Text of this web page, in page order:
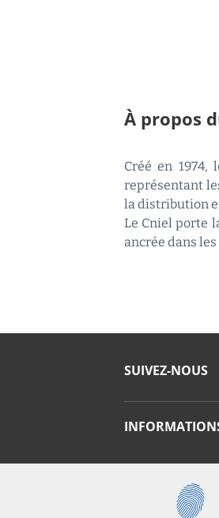
À propos
Créé en
représentant
la distribution
Le Cniel porte
ancrée dans
SUIVEZ-NOUS